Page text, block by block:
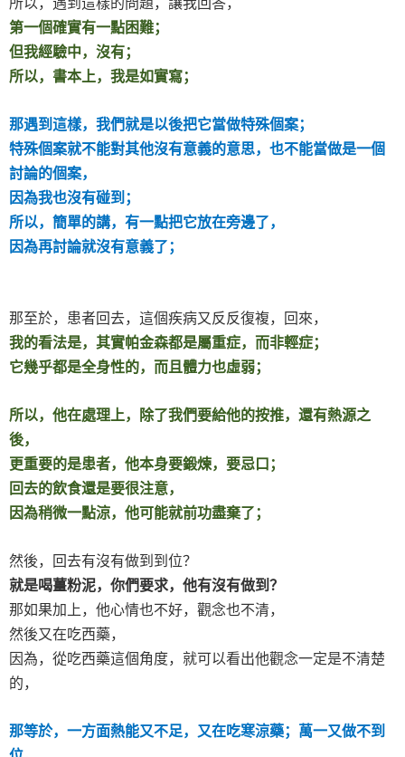
第一個確實有一點困難；
但我經驗中，沒有；
所以，書本上，我是如實寫；
那遇到這樣，我們就是以後把它當做特殊個案；
特殊個案就不能對其他沒有意義的意思，也不能當做是一個
討論的個案，
因為我也沒有碰到；
所以，簡單的講，有一點把它放在旁邊了，
因為再討論就沒有意義了；
那至於，患者回去，這個疾病又反反復複，回來，
我的看法是，其實帕金森都是屬重症，而非輕症；
它幾乎都是全身性的，而且體力也虛弱；
所以，他在處理上，除了我們要給他的按推，還有熱源之
後，
更重要的是患者，他本身要鍛煉，要忌口；
回去的飲食還是要很注意，
因為稍微一點涼，他可能就前功盡棄了；
然後，回去有沒有做到到位？
就是喝薑粉泥，你們要求，他有沒有做到？
那如果加上，他心情也不好，觀念也不清，
然後又在吃西藥，
因為，從吃西藥這個角度，就可以看出他觀念一定是不清楚
的，
那等於，一方面熱能又不足，又在吃寒涼藥；萬一又做不到